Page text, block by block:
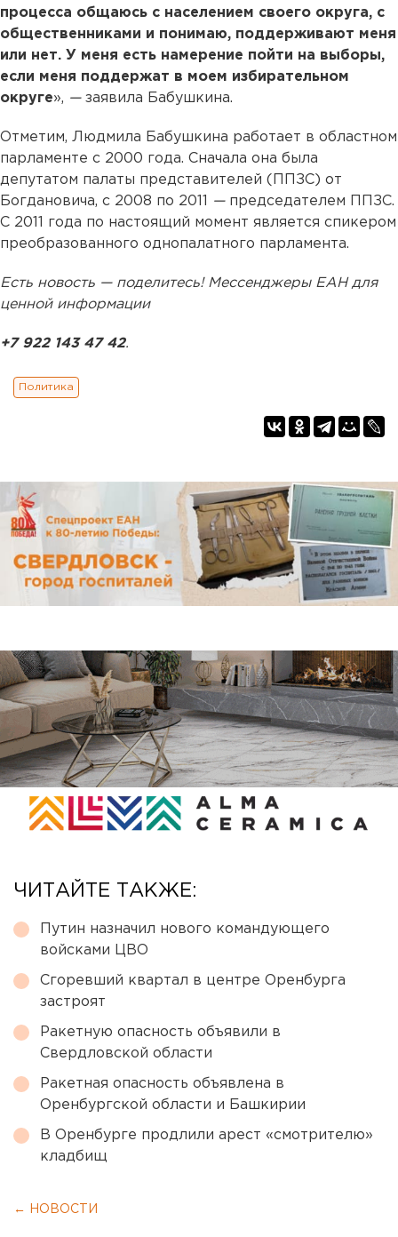
процесса общаюсь с населением своего округа, с
общественниками и понимаю, поддерживают меня
или нет. У меня есть намерение пойти на выборы,
если меня поддержат в моем избирательном
округе», —заявила Бабушкина.
Отметим, Людмила Бабушкина работает в областном
парламенте c 2000 года. Сначала она была
депутатом палаты представителей (ППЗС) от
Богдановича, с 2008 по 2011
— председателем ППЗС.
С 2011 года по настоящий момент является спикером
преобразованного однопалатного парламента.
Есть новость — поделитесь! Мессенджеры ЕАН для
ценной информации
+7 922 143 47 42.
Политика
ЧИТАЙТЕ ТАКЖЕ:
Путин назначил нового командующего
войсками ЦВО
Сгоревший квартал в центре Оренбурга
застроят
Ракетную опасность объявили в
Свердловской области
Ракетная опасность объявлена в
Оренбургской области и Башкирии
В Оренбурге продлили арест «смотрителю»
кладбищ
← НОВОСТИ